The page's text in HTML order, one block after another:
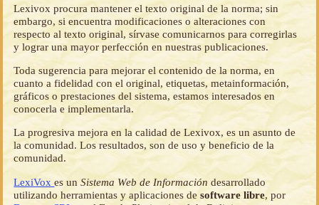
Lexivox procura mantener el texto original de la norma; sin
embargo, si encuentra modificaciones o alteraciones con
respecto al texto original, sírvase comunicarnos para corregirlas
y lograr una mayor perfección en nuestras publicaciones.
Toda sugerencia para mejorar el contenido de la norma, en
cuanto a fidelidad con el original, etiquetas, metainformación,
gráficos o prestaciones del sistema, estamos interesados en
conocerla e implementarla.
La progresiva mejora en la calidad de Lexivox, es un asunto de
la comunidad. Los resultados, son de uso y beneficio de la
comunidad.
LexiVoxes unSistema Web de Información desarrollado
utilizando herramientas y aplicaciones desoftware libre, por